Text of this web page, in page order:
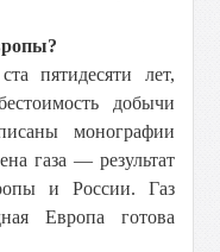
пятидесяти лет,
добычи
монографии
газа — результат
и России. Газ
Европа готова